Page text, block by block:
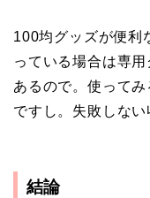
100均グッズが便利
っている場合は専
あるので。使って
ですし。失敗しない
結論